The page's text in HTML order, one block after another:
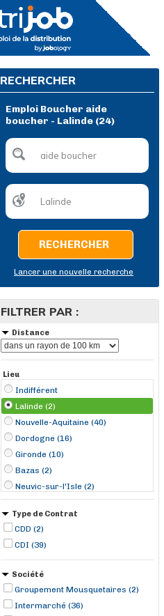
RECHERCHER
Emploi Boucher aide
boucher - Lalinde (24)
RECHERCHER
Lancer une nouvelle recherche
FILTRER PAR :
Distance
Lieu
Indifférent
Lalinde (2)
Nouvelle-Aquitaine (40)
Dordogne (16)
Gironde (10)
Bazas (2)
Neuvic-sur-l'Isle (2)
Trélissac (2)
Vergt (2)
Occitanie (1)
Argentat (1)
Type de Contrat
CDD (2)
CDI (39)
Société
Groupement Mousquetaires (2)
Intermarché (36)